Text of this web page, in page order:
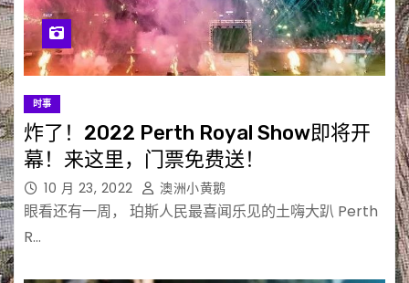
时事
炸了！2022 Perth Royal Show即将开
幕！来这里，门票免费送！
10 月 23, 2022 澳洲小黄鹅
眼看还有一周， 珀斯人民最喜闻乐见的土嗨大趴 Perth
R…